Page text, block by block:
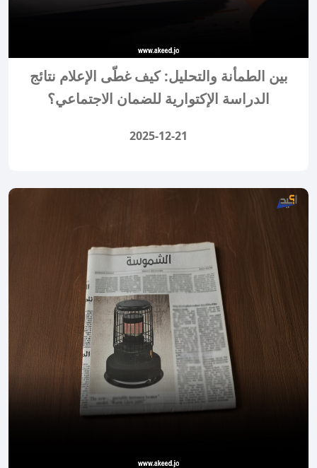
بين الطمأنة والتحليل: كيف غطّى الإعلام نتائج
الدراسة الإكتوارية للضمان الاجتماعي؟
2025-12-21